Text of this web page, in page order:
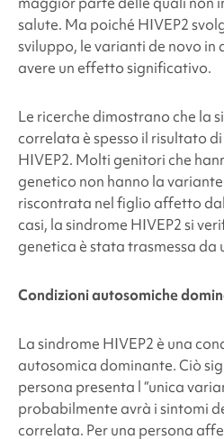
salute. Ma poiché HIVEP2
sviluppo, le varianti de novo in
avere un effetto significativo.
Le ricerche dimostrano che la
correlata è spesso il risultato
HIVEP2. Molti genitori che
genetico non hanno la
riscontrata nel figlio affetto
casi, la sindrome HIVEP2 si
genetica è stata trasmessa da
Condizioni autosomiche
Lasindrome HIVEP2è una
autosomica dominante. Ciò
persona presenta l “unica
probabilmente avrà i sintomi
correlata. Per una persona